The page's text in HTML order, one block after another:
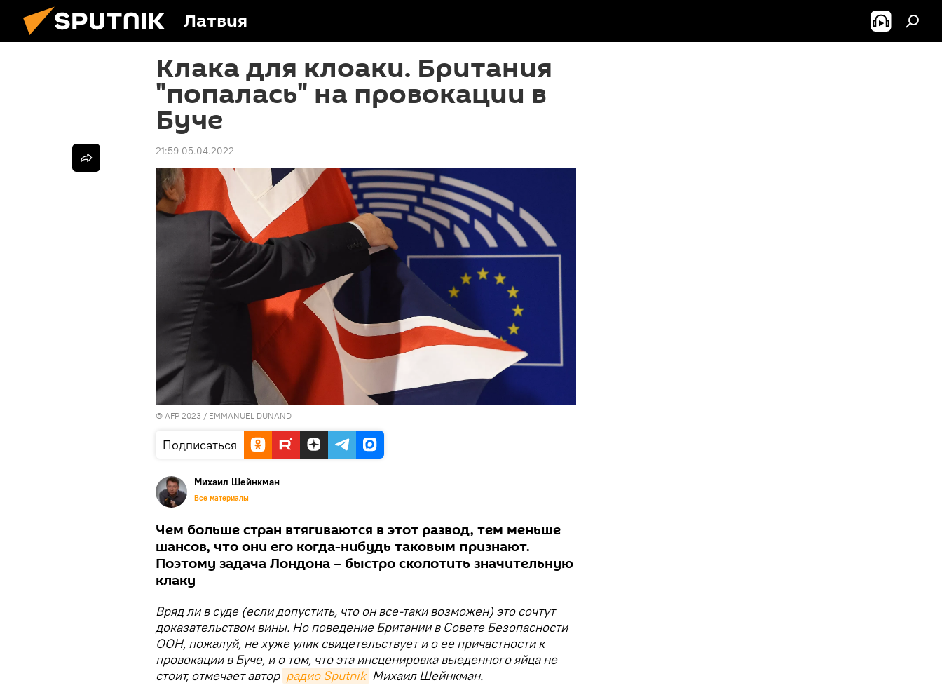
Латвия
Клака для клоаки. Британия
"попалась" на провокации в
Буче
21:59 05.04.2022
© AFP 2023 / EMMANUEL DUNAND
Подписаться
Михаил Шейнкман
Все материалы
Чем больше стран втягиваются в этот развод, тем меньше
шансов, что они его когда-нибудь таковым признают.
Поэтому задача Лондона – быстро сколотить значительную
клаку
Вряд ли в суде (если допустить, что он все-таки возможен) это сочтут
доказательством вины. Но поведение Британии в Совете Безопасности
ООН, пожалуй, не хуже улик свидетельствует и о ее причастности к
провокации в Буче, и о том, что эта инсценировка выеденного яйца не
стоит, отмечает автор радио Sputnik Михаил Шейнкман.